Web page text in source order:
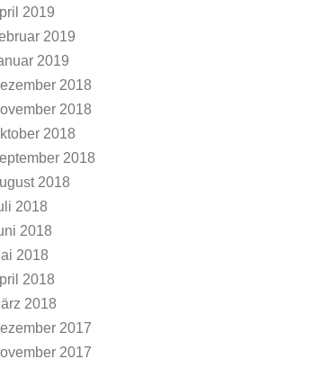
2019
2019
2019
2018
2018
2018
2018
2018
2018
2018
2018
2018
2018
2017
2017